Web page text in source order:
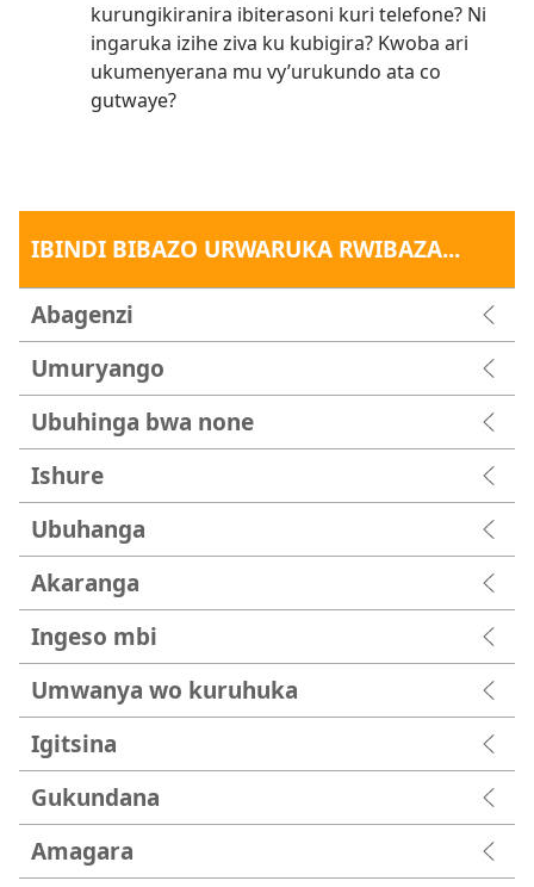
kurungikiranira ibiterasoni kuri telefone? Ni
ingaruka izihe ziva ku kubigira? Kwoba ari
ukumenyerana mu vy’urukundo ata co
gutwaye?
IBINDI BIBAZO URWARUKA RWIBAZA...
Abagenzi
Umuryango
Ubuhinga bwa none
Ishure
Ubuhanga
Akaranga
Ingeso mbi
Umwanya wo kuruhuka
Igitsina
Gukundana
Amagara